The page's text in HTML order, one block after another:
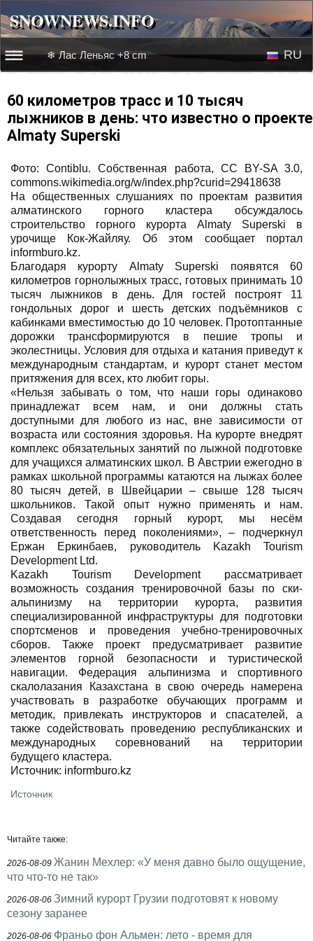
SNOWNEWS.INFO
☰☰
Веб-камеры
❄ Лас Леньяс +8 cm RU
60 километров трасс и 10 тысяч
лыжников в день: что известно о проекте
Almaty Superski
Фото: Contiblu. Собственная работа, CC BY-SA 3.0,
commons.wikimedia.org/w/index.php?curid=29418638
На общественных слушаниях по проектам развития
алматинского горного кластера обсуждалось
строительство горного курорта Almaty Superski в
урочище Кок-Жайляу. Об этом сообщает портал
informburo.kz.
Благодаря курорту Almaty Superski появятся 60
километров горнолыжных трасс, готовых принимать 10
тысяч лыжников в день. Для гостей построят 11
гондольных дорог и шесть детских подъёмников с
кабинками вместимостью до 10 человек. Протоптанные
дорожки трансформируются в пешие тропы и
эколестницы. Условия для отдыха и катания приведут к
международным стандартам, и курорт станет местом
притяжения для всех, кто любит горы.
«Нельзя забывать о том, что наши горы одинаково
принадлежат всем нам, и они должны стать
доступными для любого из нас, вне зависимости от
возраста или состояния здоровья. На курорте внедрят
комплекс обязательных занятий по лыжной подготовке
для учащихся алматинских школ. В Австрии ежегодно в
рамках школьной программы катаются на лыжах более
80 тысяч детей, в Швейцарии – свыше 128 тысяч
школьников. Такой опыт нужно применять и нам.
Создавая сегодня горный курорт, мы несём
ответственность перед поколениями», – подчеркнул
Ержан Еркинбаев, руководитель Kazakh Tourism
Development Ltd.
Kazakh Tourism Development рассматривает
возможность создания тренировочной базы по ски-
альпинизму на территории курорта, развития
специализированной инфраструктуры для подготовки
спортсменов и проведения учебно-тренировочных
сборов. Также проект предусматривает развитие
элементов горной безопасности и туристической
навигации. Федерация альпинизма и спортивного
скалолазания Казахстана в свою очередь намерена
участвовать в разработке обучающих программ и
методик, привлекать инструкторов и спасателей, а
также содействовать проведению республиканских и
международных соревнований на территории
будущего кластера.
Источник: informburo.kz
Источник
Читайте также:
2026-08-09 Жанин Мехлер: «У меня давно было ощущение,
что что-то не так»
2026-08-06 Зимний курорт Грузии подготовят к новому
сезону заранее
2026-08-06 Франьо фон Альмен: лето - время для